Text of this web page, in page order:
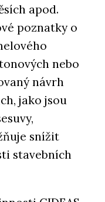
apod.
poznatky o
nebo
návrh
jako jsou
snížit
stavebních